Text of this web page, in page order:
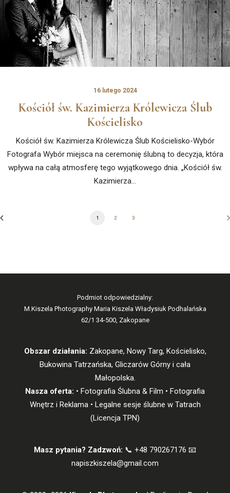
16 lutego 2024
Kościół św. Kazimierza Królewicza Ślub
Kościelisko
Kościół św. Kazimierza Królewicza Ślub Kościelisko-Wybór
Fotografa Wybór miejsca na ceremonię ślubną to decyzja, która
wpływa na całą atmosferę tego wyjątkowego dnia. „Kościół św.
Kazimierza…
1 2 3
Podmiot odpowiedzialny:
M.Kiszela Photography Maria Kiszela Władysiuk Podhalańska
62/1 34-500, Zakopane
Obszar działania: Zakopane, Nowy Targ, Kościelisko,
Bukowina Tatrzańska, Gliczarów Górny i cała
Małopolska.
Nasza oferta: • Fotografia Ślubna & Film • Fotografia
Wnętrz i Reklama • Legalne sesje ślubne w Tatrach
(Licencja TPN)
Masz pytania? Zadzwoń: 📞 +48 790267176 📧
napiszkiszela@gmail.com